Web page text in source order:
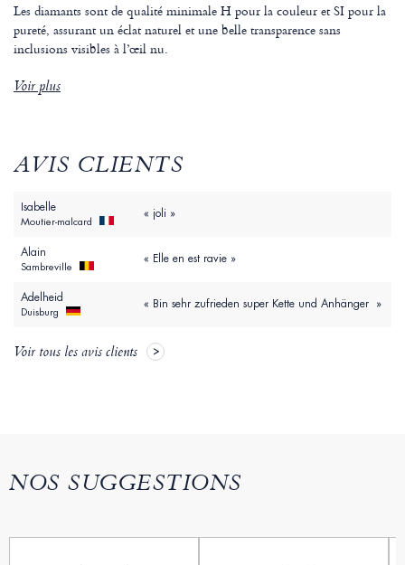
Les diamants sont de qualité minimale H pour la couleur et SI pour la
pureté, assurant un éclat naturel et une belle transparence sans
inclusions visibles à l’œil nu.
Voir plus
AVIS CLIENTS
Isabelle
Moutier-malcard
« joli »
Alain
Sambreville
« Elle en est ravie »
Adelheid
Duisburg
« Bin sehr zufrieden super Kette und Anhänger »
Voir tous les avis clients
NOS SUGGESTIONS